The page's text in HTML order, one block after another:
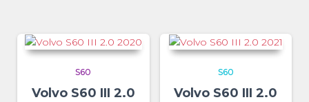
S60
Volvo S60 III 2.0
S60
Volvo S60 III 2.0